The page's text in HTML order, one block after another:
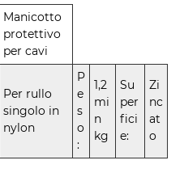
Manicotto
protettivo
per cavi
Per rullo
singolo in
nylon
P
e
s
o
:
1,2
mi
n
kg
Su
per
fici
e:
Zi
nc
at
o